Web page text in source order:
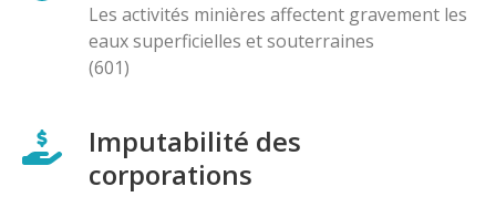
Les activités minières affectent gravement les
eaux superficielles et souterraines
(601)
Imputabilité des
corporations